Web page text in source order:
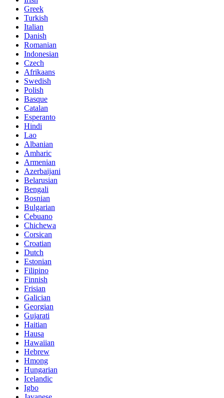
Greek
Turkish
Italian
Danish
Romanian
Indonesian
Czech
Afrikaans
Swedish
Polish
Basque
Catalan
Esperanto
Hindi
Lao
Albanian
Amharic
Armenian
Azerbaijani
Belarusian
Bengali
Bosnian
Bulgarian
Cebuano
Chichewa
Corsican
Croatian
Dutch
Estonian
Filipino
Finnish
Frisian
Galician
Georgian
Gujarati
Haitian
Hausa
Hawaiian
Hebrew
Hmong
Hungarian
Icelandic
Igbo